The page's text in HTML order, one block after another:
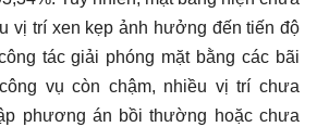
vị trí xen kẹp ảnh hưởng đến tiến độ
tác giải phóng mặt bằng các bãi
vụ còn chậm, nhiều vị trí chưa
phương án bồi thường hoặc chưa